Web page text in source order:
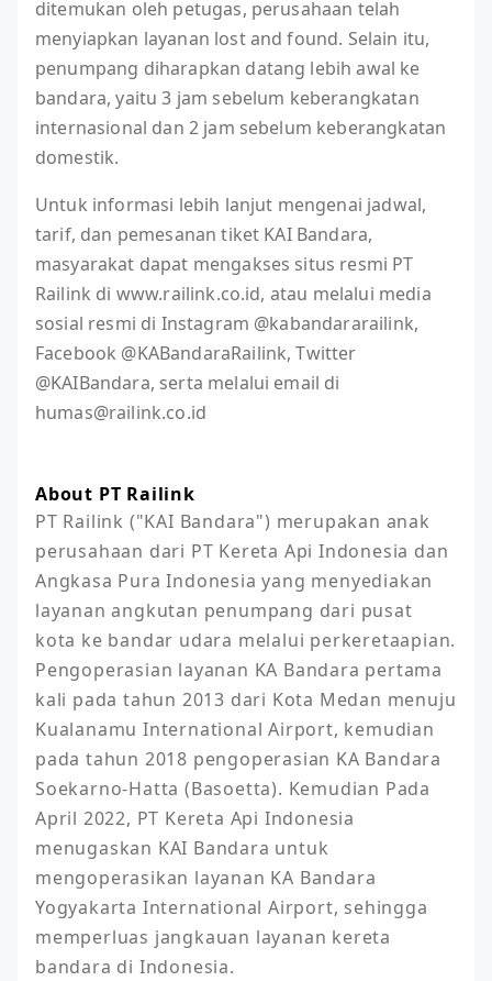
ditemukan oleh petugas, perusahaan telah
menyiapkan layanan lost and found. Selain itu,
penumpang diharapkan datang lebih awal ke
bandara, yaitu 3 jam sebelum keberangkatan
internasional dan 2 jam sebelum keberangkatan
domestik.
Untuk informasi lebih lanjut mengenai jadwal,
tarif, dan pemesanan tiket KAI Bandara,
masyarakat dapat mengakses situs resmi PT
Railink di www.railink.co.id, atau melalui media
sosial resmi di Instagram @kabandararailink,
Facebook @KABandaraRailink, Twitter
@KAIBandara, serta melalui email di
humas@railink.co.id
About PT Railink
PT Railink ("KAI Bandara") merupakan anak
perusahaan dari PT Kereta Api Indonesia dan
Angkasa Pura Indonesia yang menyediakan
layanan angkutan penumpang dari pusat
kota ke bandar udara melalui perkeretaapian.
Pengoperasian layanan KA Bandara pertama
kali pada tahun 2013 dari Kota Medan menuju
Kualanamu International Airport, kemudian
pada tahun 2018 pengoperasian KA Bandara
Soekarno-Hatta (Basoetta). Kemudian Pada
April 2022, PT Kereta Api Indonesia
menugaskan KAI Bandara untuk
mengoperasikan layanan KA Bandara
Yogyakarta International Airport, sehingga
memperluas jangkauan layanan kereta
bandara di Indonesia.